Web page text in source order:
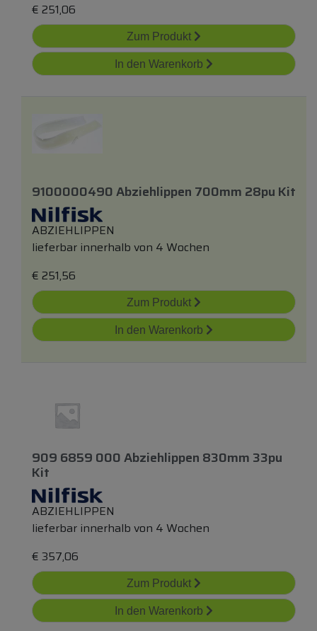
€ 251,06
Zum Produkt
In den Warenkorb
9100000490 Abziehlippen 700mm 28pu Kit
ABZIEHLIPPEN
lieferbar innerhalb von 4 Wochen
€ 251,56
Zum Produkt
In den Warenkorb
909 6859 000 Abziehlippen 830mm 33pu
Kit
ABZIEHLIPPEN
lieferbar innerhalb von 4 Wochen
€ 357,06
Zum Produkt
In den Warenkorb